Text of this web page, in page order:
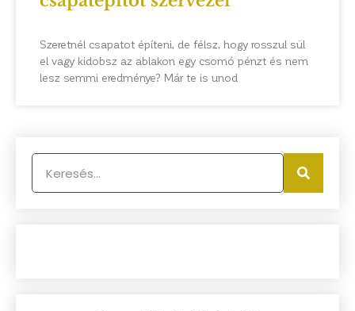
Szeretnél csapatot építeni, de félsz, hogy rosszul sül
el vagy kidobsz az ablakon egy csomó pénzt és nem
lesz semmi eredménye? Már te is unod